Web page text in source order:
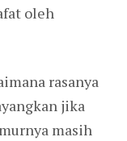
oleh
rasanya
jika
masih